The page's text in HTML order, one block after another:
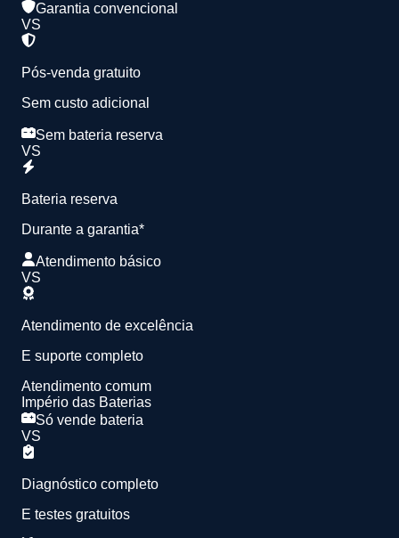
Garantia convencional
VS
Pós-venda gratuito
Sem custo adicional
Sem bateria reserva
VS
Bateria reserva
Durante a garantia*
Atendimento básico
VS
Atendimento de excelência
E suporte completo
Atendimento comum
Império das Baterias
Só vende bateria
VS
Diagnóstico completo
E testes gratuitos